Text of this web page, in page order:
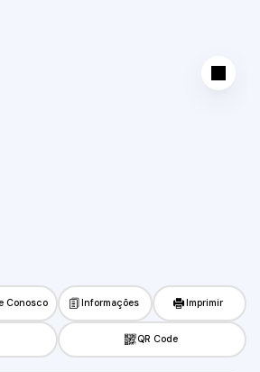
Conosco Informações Imprimir
QR Code